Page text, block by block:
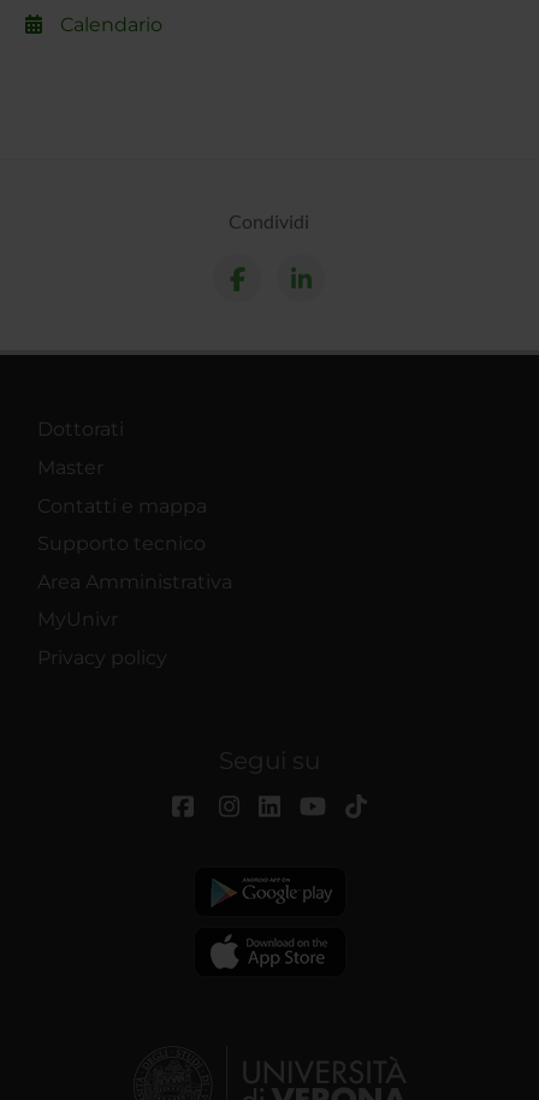
Calendario
Condividi
Dottorati
Master
Contatti e mappa
Supporto tecnico
Area Amministrativa
MyUnivr
Privacy policy
Segui su